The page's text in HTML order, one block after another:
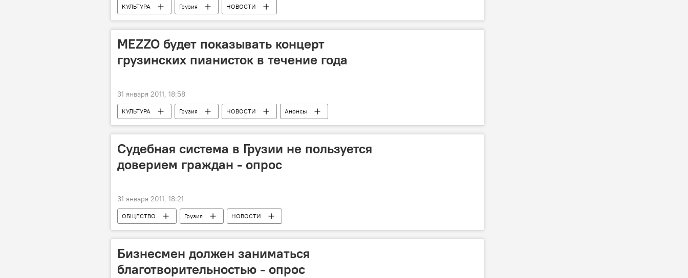
КУЛЬТУРА Грузия НОВОСТИ
MEZZO будет показывать концерт
грузинских пианисток в течение года
31 января 2011, 18:58
КУЛЬТУРА Грузия НОВОСТИ Анонсы
Судебная система в Грузии не пользуется
доверием граждан - опрос
31 января 2011, 18:21
ОБЩЕСТВО Грузия НОВОСТИ
Бизнесмен должен заниматься
благотворительностью - опрос